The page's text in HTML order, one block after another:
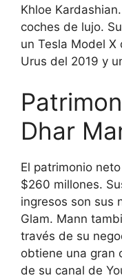
Khloe
coches de lujo.
un Tesla Model X
Urus del 2019 y
Dhar
El patrimonio
$260 millones.
ingresos son sus
Glam. Mann
través de su
obtiene una gran
de su canal de